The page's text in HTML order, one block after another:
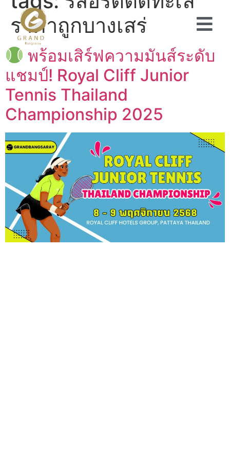
ราคาถูกบางเสร่
พร้อมเสิร์ฟความมันส์ระดับ
แชมป์! Royal Cliff Junior
Tennis Thailand
Championship 2025